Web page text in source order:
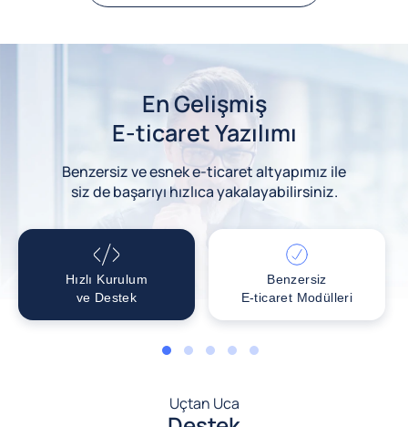
En Gelişmiş
E-ticaret Yazılımı
Benzersiz ve esnek e-ticaret altyapımız ile
siz de başarıyı hızlıca yakalayabilirsiniz.
Hızlı Kurulum
ve Destek
Benzersiz
E-ticaret Modülleri
1 2 3 4 5
Uçtan Uca